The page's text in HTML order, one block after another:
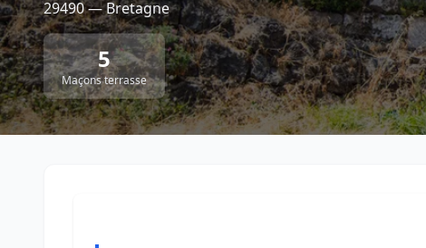
29490 — Bretagne
5
Maçons terrasse